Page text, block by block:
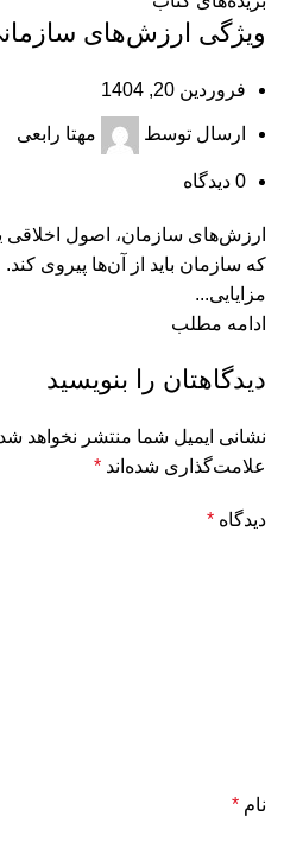
ویژگی ارزش‌های
فروردین 20, 1404
ارسال توسط مهتا رابعی
0 دیدگاه
ارزش‌های سازمان، اصول اخلاقی
که سازمان باید از آن‌ها پیروی
مزایایی...
ادامه مطلب
دیدگاهتان را بنویسید
نشانی ایمیل شما منتشر نخواهد
علامت‌گذاری شده‌اند *
دیدگاه *
نام *